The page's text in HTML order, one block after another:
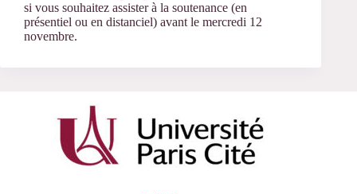
si vous souhaitez assister à la soutenance (en
présentiel ou en distanciel) avant le mercredi 12
novembre.